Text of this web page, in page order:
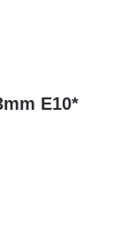
E10*